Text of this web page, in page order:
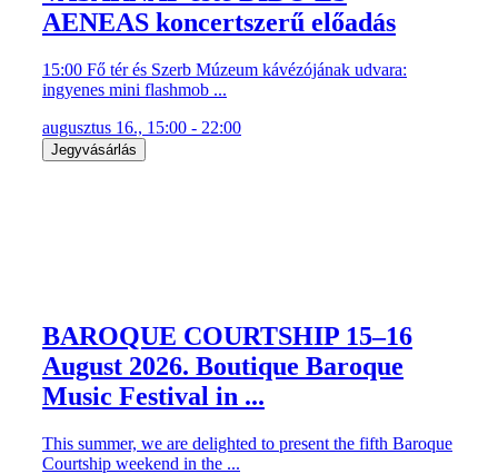
AENEAS koncertszerű előadás
15:00 Fő tér és Szerb Múzeum kávézójának udvara:
ingyenes mini flashmob ...
augusztus 16., 15:00 - 22:00
Jegyvásárlás
BAROQUE COURTSHIP 15–16
August 2026. Boutique Baroque
Music Festival in ...
This summer, we are delighted to present the fifth Baroque
Courtship weekend in the ...